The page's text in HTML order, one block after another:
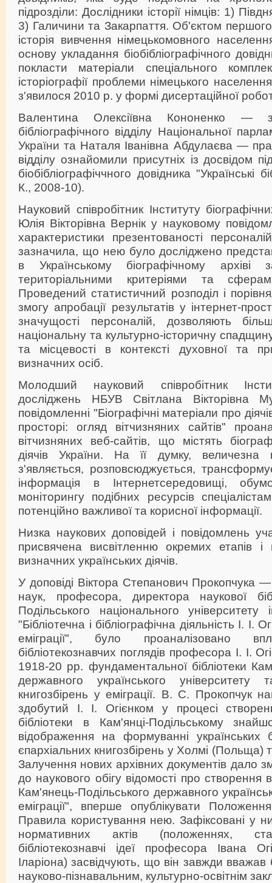
підрозділи: Дослідники історії німців: 1)
3) Галичини та Закарпаття. Об'єктом
історія вивчення німецькомовного
основу укладання біобібліографічного
покласти матеріали спеціального
історіографії проблеми німецького
з'явилося 2010 р. у формі дисертаційної
Валентина Олексіївна Кононенко —
бібліографічного відділу Національної
України та Наталя Іванівна Абдулаєва —
відділу ознайомили присутніх із досвідом
біобібліографіччного довідника "Українські
К., 2008-10).
Науковий співробітник Інституту
Юлія Вікторівна Вернік у науковому
характеристики презентованості
зазначила, що нею було досліджено
в Українському біографічному архіві
територіальними критеріями та
Проведений статистичний розподіл і
змогу апробації результатів у інтернет-
значущості персоналій, дозволяють
національну та культурно-історичну
та місцевості в контексті духовної та
визначних осіб.
Молодший науковий співробітник
досліджень НБУВ Світлана Вікторівна
повідомленні "Біографічні матеріали про
просторі: огляд вітчизняних сайтів"
вітчизняних веб-сайтів, що містять
діячів України. На її думку, величезна
з'являється, розповсюджується,
інформація в Інтернетсередовищі,
моніторингу подібних ресурсів
потенційно важливої та корисної інформації.
Низка наукових доповідей і повідомлень
присвячена висвітленню окремих етапів і
визначних українських діячів.
У доповіді Віктора Степанович Прокопчука
наук, професора, директора наукової
Подільського національного університету
"Бібліотечна і бібліографічна діяльність І. І.
еміграції", було проаналізовано
бібліотекознавчих поглядів професора І. І.
1918-20 рр. фундаментальної бібліотеки
державного українського
книгозбірень у еміграції. В. С. Прокопчук
здобутий І. І. Огієнком у процесі
бібліотеки в Кам'янці-Подільському
відображення на формуванні українських
єпархіальних книгозбірень у Холмі (Польща)
Залучення нових архівних документів дало
до наукового обігу відомості про створення
Кам'янець-Подільського державного
еміграції", вперше опублікувати
Правила користування нею. Зафіксовані у
нормативних актів (положеннях,
бібліотекознавчі ідеї професора Івана
Іларіона) засвідчують, що він завжди вважав
науково-пізнавальним, культурно-освітнім